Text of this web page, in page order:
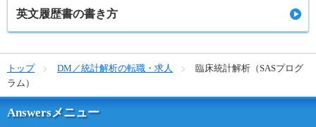
英文履歴書の書き方
トップ DM／統計解析の転職・求人
臨床統計解析（SASプログ
ラム）
Answersメニュー